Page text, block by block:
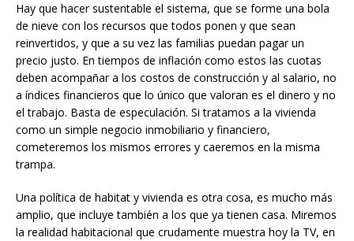
Hay que hacer sustentable el sistema, que se forme una bola
de nieve con los recursos que todos ponen y que sean
reinvertidos, y que a su vez las familias puedan pagar un
precio justo. En tiempos de inflación como estos las cuotas
deben acompañar a los costos de construcción y al salario, no
a índices financieros que lo único que valoran es el dinero y no
el trabajo. Basta de especulación. Si tratamos a la vivienda
como un simple negocio inmobiliario y financiero,
cometeremos los mismos errores y caeremos en la misma
trampa.
Una política de habitat y vivienda es otra cosa, es mucho más
amplio, que incluye también a los que ya tienen casa. Miremos
la realidad habitacional que crudamente muestra hoy la TV, en